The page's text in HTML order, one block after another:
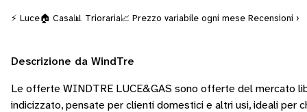
⚡ Luce🏠 Casa📊 Trioraria📈 Prezzo variabile ogni mese Recensioni ›
Descrizione da WindTre
Le offerte WINDTRE LUCE&GAS sono offerte del mercato
indicizzato, pensate per clienti domestici e altri usi, ideali per